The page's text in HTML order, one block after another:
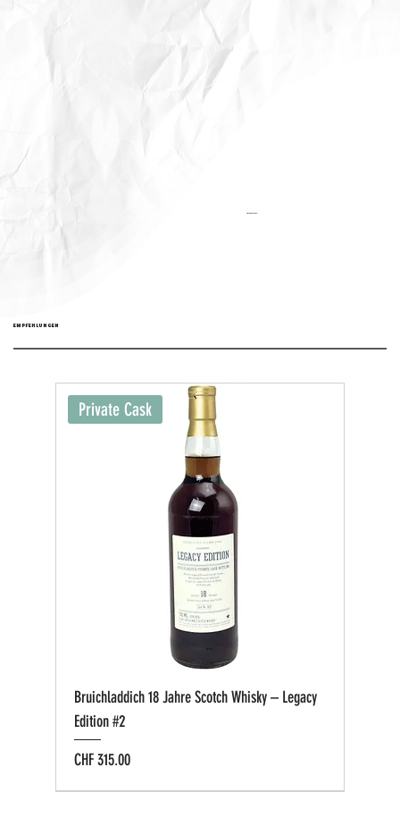
Aktualisiert:
EMPFEHLUNGEN
Private Cask
Bruichladdich 18 Jahre Scotch Whisky – Legacy
Edition #2
Preis
CHF 315.00